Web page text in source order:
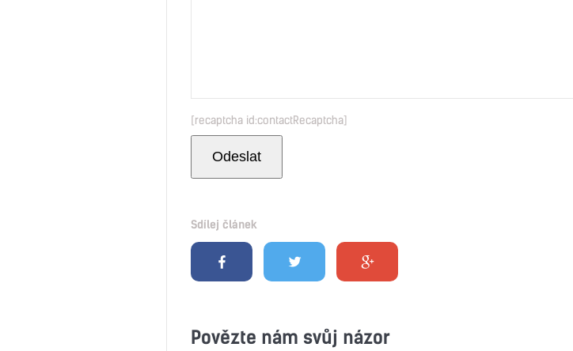
[recaptcha id:contactRecaptcha]
Sdílej článek
Povězte nám svůj názor